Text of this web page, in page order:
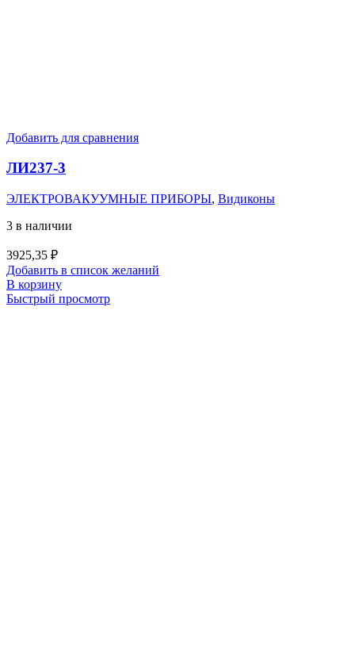
Добавить для сравнения
ЛИ237-3
ЭЛЕКТРОВАКУУМНЫЕ ПРИБОРЫ, Видиконы
3 в наличии
3925,35 ₽
Добавить в список желаний
В корзину
Быстрый просмотр